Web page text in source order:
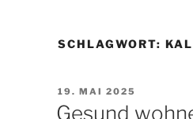
SCHLAGWORT:
VERÖFFENTLICHT
AM
19. MAI 2025
Gesund